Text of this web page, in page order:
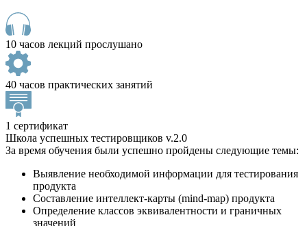
10 часов лекций прослушано
40 часов практических занятий
1 сертификат
Школа успешных тестировщиков v.2.0
За время обучения были успешно пройдены следующие темы:
Выявление необходимой информации для тестирования
продукта
Составление интеллект-карты (mind-map) продукта
Определение классов эквивалентности и граничных
значений